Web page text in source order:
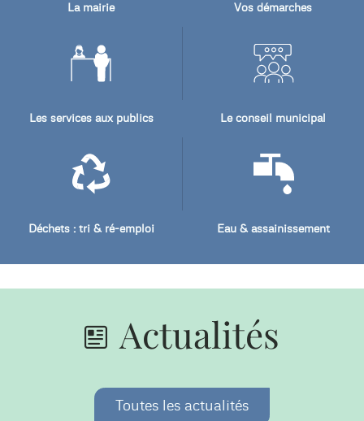
La mairie Vos démarches
Les services aux publics Le conseil municipal
Déchets : tri & ré-emploi Eau & assainissement
Actualités
Toutes les actualités